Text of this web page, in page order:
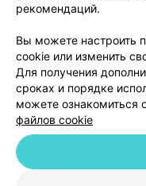
© 2026 ООО «Артокс Лаб»,
рекомендаций.
Вы можете настроить
cookie или изменить
Для получения
сроках и порядке
можете ознакомиться
файлов cookie